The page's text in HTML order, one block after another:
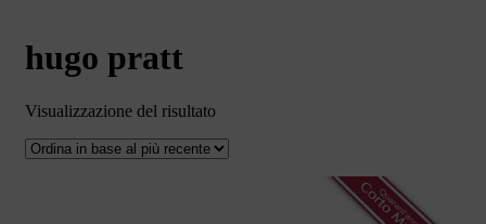
hugo pratt
Visualizzazione del risultato